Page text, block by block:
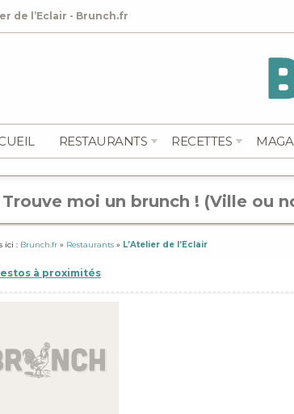
de l’Eclair - Brunch.fr
RESTAURANTS RECETTES
ici : Brunch.fr » Restaurants » L’Atelier de l’Eclair
à proximités